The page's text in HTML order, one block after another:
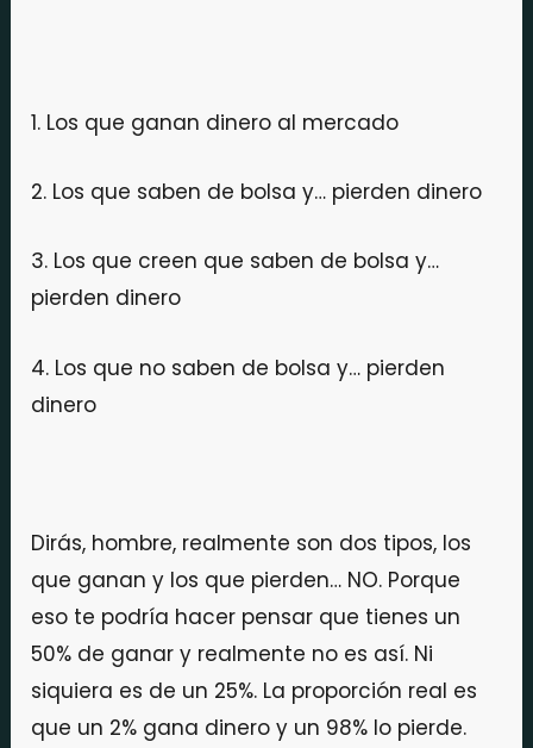
1. Los que ganan dinero al mercado
2. Los que saben de bolsa y… pierden dinero
3. Los que creen que saben de bolsa y…
pierden dinero
4. Los que no saben de bolsa y… pierden
dinero
Dirás, hombre, realmente son dos tipos, los
que ganan y los que pierden… NO. Porque
eso te podría hacer pensar que tienes un
50% de ganar y realmente no es así. Ni
siquiera es de un 25%. La proporción real es
que un 2% gana dinero y un 98% lo pierde.